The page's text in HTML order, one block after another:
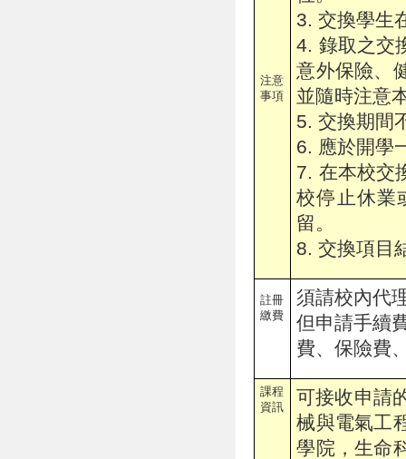
注意
事項
3. 交換學生
4. 錄取之交
意外保險、
並隨時注意
5. 交換期間
6. 應於開學
7. 在本校交
校停止休業
留。
8. 交換項目
註冊
繳費
須請校內代
但申請手續
費、保險費
課程
資訊
可接收申請
械與電氣工
學院，生命